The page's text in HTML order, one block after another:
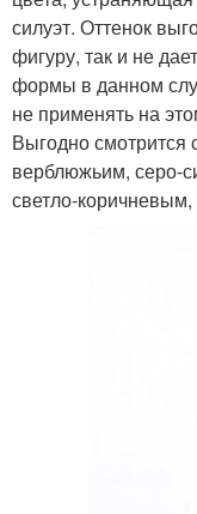
силуэт. Оттенок
фигуру, так и не
формы в данном
не применять на
Выгодно
верблюжьим, серо-
светло-